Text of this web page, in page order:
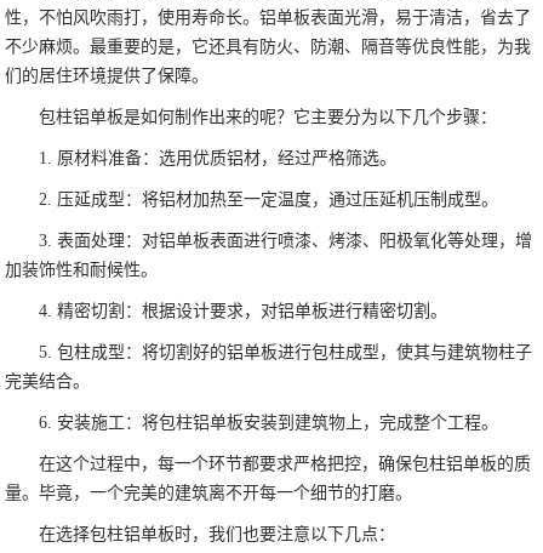
性，不怕风吹雨打，使用寿命长。铝单板表面光滑，易于清洁，省去了
不少麻烦。最重要的是，它还具有防火、防潮、隔音等优良性能，为我
们的居住环境提供了保障。
包柱铝单板是如何制作出来的呢？它主要分为以下几个步骤：
1. 原材料准备：选用优质铝材，经过严格筛选。
2. 压延成型：将铝材加热至一定温度，通过压延机压制成型。
3. 表面处理：对铝单板表面进行喷漆、烤漆、阳极氧化等处理，增
加装饰性和耐候性。
4. 精密切割：根据设计要求，对铝单板进行精密切割。
5. 包柱成型：将切割好的铝单板进行包柱成型，使其与建筑物柱子
完美结合。
6. 安装施工：将包柱铝单板安装到建筑物上，完成整个工程。
在这个过程中，每一个环节都要求严格把控，确保包柱铝单板的质
量。毕竟，一个完美的建筑离不开每一个细节的打磨。
在选择包柱铝单板时，我们也要注意以下几点：